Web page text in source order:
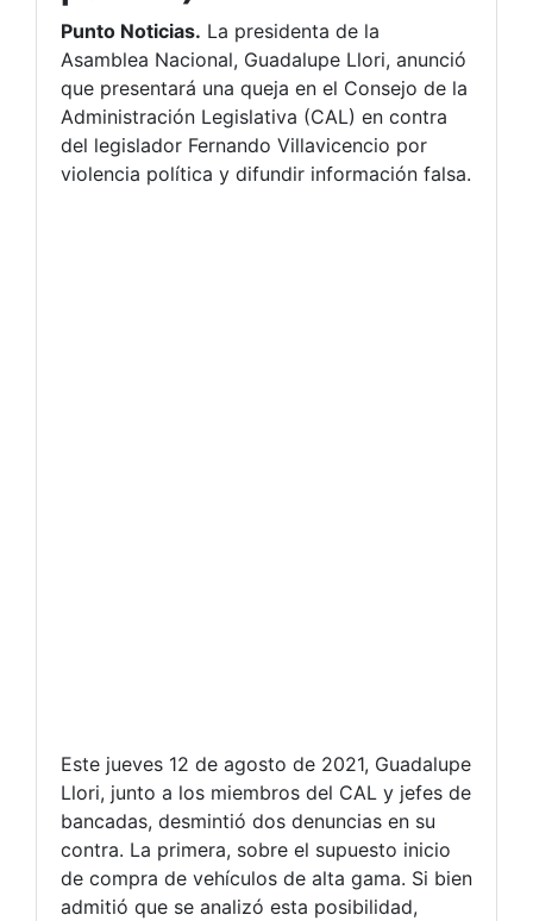
Punto Noticias. La presidenta de la
Asamblea Nacional, Guadalupe Llori, anunció
que presentará una queja en el Consejo de la
Administración Legislativa (CAL) en contra
del legislador Fernando Villavicencio por
violencia política y difundir información falsa.
Este jueves 12 de agosto de 2021, Guadalupe
Llori, junto a los miembros del CAL y jefes de
bancadas, desmintió dos denuncias en su
contra. La primera, sobre el supuesto inicio
de compra de vehículos de alta gama. Si bien
admitió que se analizó esta posibilidad,